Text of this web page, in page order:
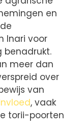
en
Inari voor
benadrukt.
meer dan
over
van
, vaak
torii-poorten